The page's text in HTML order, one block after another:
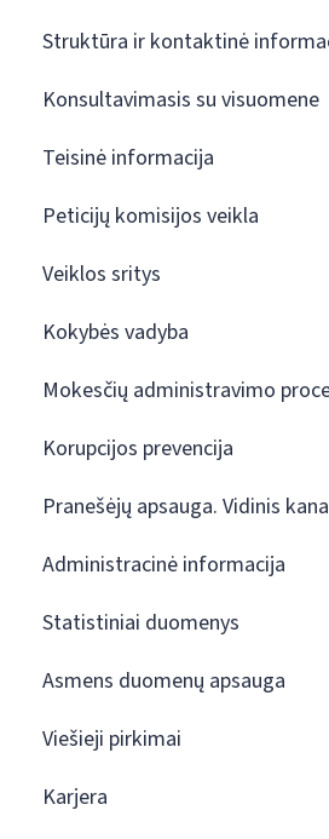
Struktūra ir kontaktinė
Konsultavimasis su visuomene
Teisinė informacija
Peticijų komisijos veikla
Veiklos sritys
Kokybės vadyba
Mokesčių administravimo
Korupcijos prevencija
Pranešėjų apsauga. Vidinis
Administracinė informacija
Statistiniai duomenys
Asmens duomenų apsauga
Viešieji pirkimai
Karjera